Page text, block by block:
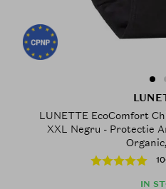
LUNETTE EcoComfort
XXL Negru - Protectie
IN